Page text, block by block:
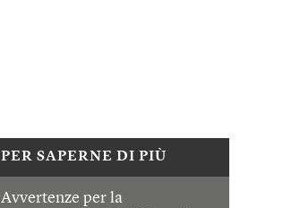
PER SAPERNE DI PIÙ
Avvertenze per la